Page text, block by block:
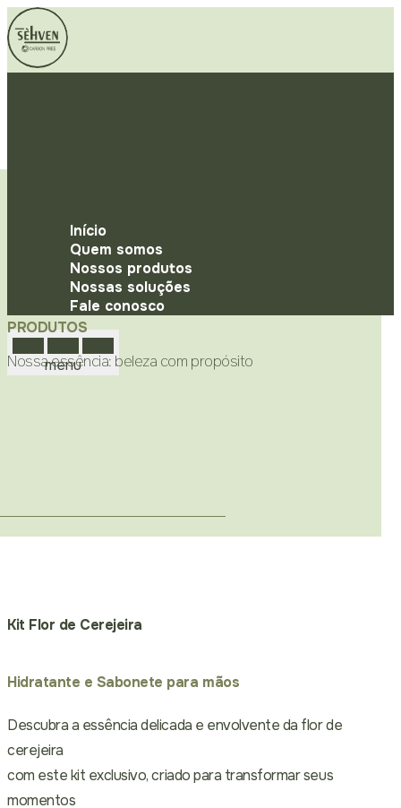
Início
Quem somos
Nossos produtos
Nossas soluções
Fale conosco
menu
PRODUTOS
Nossa essência: beleza com propósito
Kit Flor de Cerejeira
Hidratante e Sabonete para mãos
Descubra a essência delicada e envolvente da flor de
cerejeira
com este kit exclusivo, criado para transformar seus
momentos